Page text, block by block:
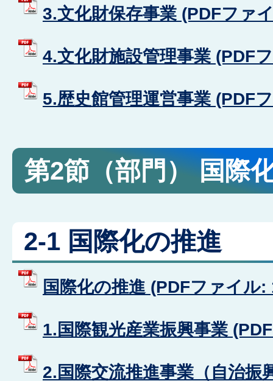
3.文化財保存事業 (PDFファ
4.文化財施設管理事業 (PDF
5.歴史館管理運営事業 (PDF
第2節（部門） 国際
2-1 国際化の推進
国際化の推進 (PDFファイル
1.国際観光産業振興事業
2.国際交流推進事業（自治振